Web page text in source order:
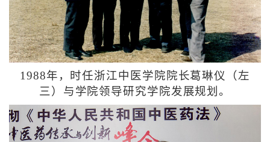
1988年，时任浙江中医学院院长葛琳仪（左
三）与学院领导研究学院发展规划。